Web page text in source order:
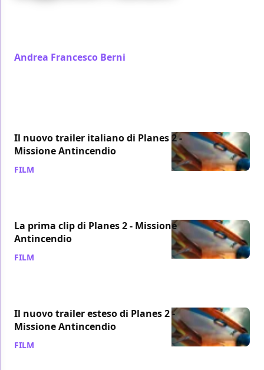
Andrea Francesco Berni
Il nuovo trailer italiano di Planes 2 -
Missione Antincendio
FILM
La prima clip di Planes 2 - Missione
Antincendio
FILM
Il nuovo trailer esteso di Planes 2 -
Missione Antincendio
FILM